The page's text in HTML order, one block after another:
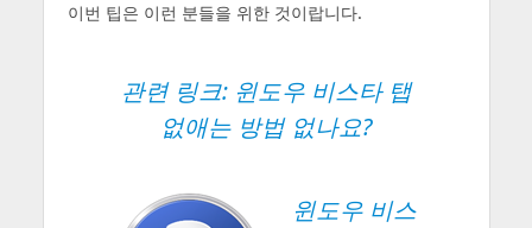
이번 팁은 이런 분들을 위한 것이랍니다.
관련 링크: 윈도우 비스타 탭
없애는 방법 없나요?
윈도우 비스